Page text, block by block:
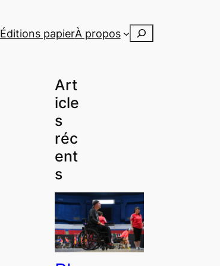
Éditions papierÀ propos Rechercher
Art
icle
s
réc
ent
s